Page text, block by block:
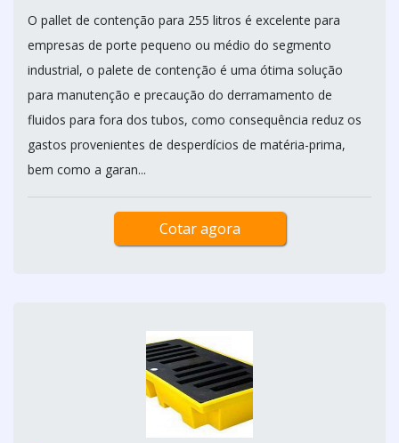
O pallet de contenção para 255 litros é excelente para
empresas de porte pequeno ou médio do segmento
industrial, o palete de contenção é uma ótima solução
para manutenção e precaução do derramamento de
fluidos para fora dos tubos, como consequência reduz os
gastos provenientes de desperdícios de matéria-prima,
bem como a garan...
Cotar agora